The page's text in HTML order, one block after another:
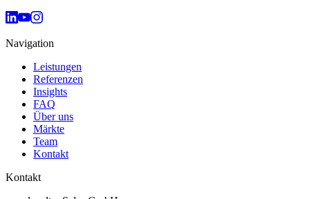
Navigation
Leistungen
Referenzen
Insights
FAQ
Über uns
Märkte
Team
Kontakt
Kontakt